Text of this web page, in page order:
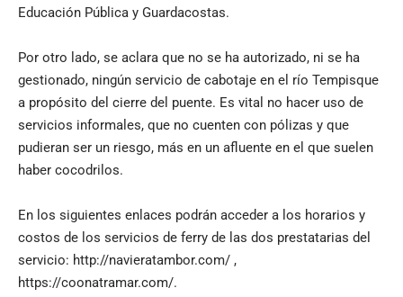
Educación Pública y Guardacostas.
Por otro lado, se aclara que no se ha autorizado, ni se ha
gestionado, ningún servicio de cabotaje en el río Tempisque
a propósito del cierre del puente. Es vital no hacer uso de
servicios informales, que no cuenten con pólizas y que
pudieran ser un riesgo, más en un afluente en el que suelen
haber cocodrilos.
En los siguientes enlaces podrán acceder a los horarios y
costos de los servicios de ferry de las dos prestatarias del
servicio: http://navieratambor.com/ ,
https://coonatramar.com/.